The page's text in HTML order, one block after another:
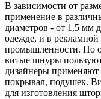
В зависимости от
применение в
диаметров - от 1,5 мм
одежде, и в
промышленности. Но
витые шнуры
дизайнеры
покрывал, подушек.
для изготовления